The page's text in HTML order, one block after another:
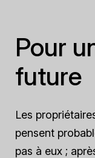
Pour
future
Les
pensent
pas à eux ;